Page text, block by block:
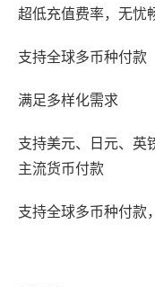
超低充值费率，无忧
支持全球多币种付款
满足多样化需求
支持美元、日元、英
主流货币付款
支持全球多币种付款